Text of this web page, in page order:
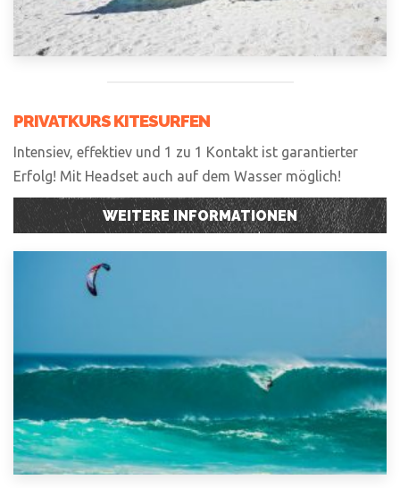
PRIVATKURS KITESURFEN
Intensiev, effektiev und 1 zu 1 Kontakt ist garantierter
Erfolg! Mit Headset auch auf dem Wasser möglich!
WEITERE INFORMATIONEN